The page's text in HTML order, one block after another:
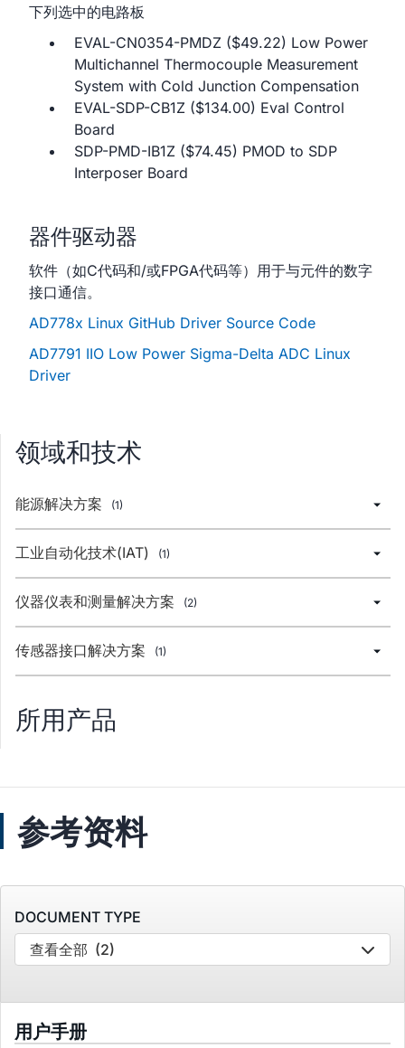
下列选中的电路板
EVAL-CN0354-PMDZ ($49.22) Low Power
Multichannel Thermocouple Measurement
System with Cold Junction Compensation
EVAL-SDP-CB1Z ($134.00) Eval Control
Board
SDP-PMD-IB1Z ($74.45) PMOD to SDP
Interposer Board
器件驱动器
软件（如C代码和/或FPGA代码等）用于与元件的数字
接口通信。
AD778x Linux GitHub Driver Source Code
AD7791 IIO Low Power Sigma-Delta ADC Linux
Driver
领域和技术
能源解决方案 (1)
工业自动化技术(IAT) (1)
仪器仪表和测量解决方案 (2)
传感器接口解决方案 (1)
所用产品
参考资料
DOCUMENT TYPE
查看全部 (2)
用户手册